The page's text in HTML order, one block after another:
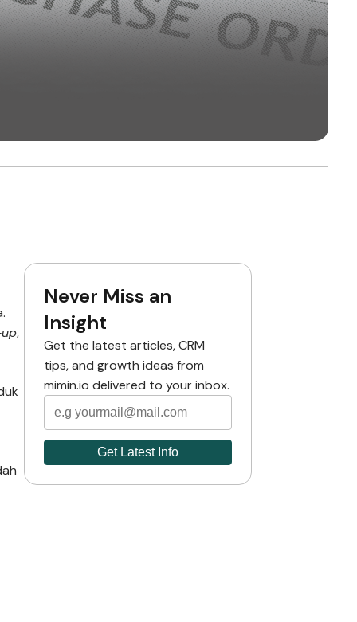
,
Never Miss an
Insight
Get the latest articles, CRM
tips, and growth ideas from
mimin.io delivered to your inbox.